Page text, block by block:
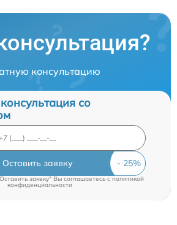
консультацию
со
Оставить заявку
заявку" Вы соглашаетесь cполитикой
конфиденциальности